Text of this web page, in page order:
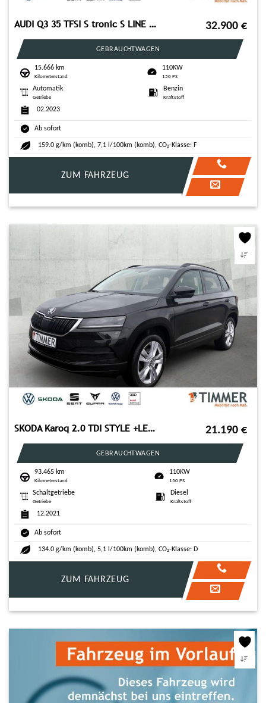
AUDI Q3 35 TFSI S tronic S LINE +AHK +LED +ACC +VIRTU 32.900 €
GEBRAUCHTWAGEN
15.666 km
Kilometerstand
110KW
150 PS
Automatik
Getriebe
Benzin
Kraftstoff
02.2023
Ab sofort
159.0 g/km (komb), 7,1 l/100km (komb), CO₂-Klasse: F
ZUM FAHRZEUG
SKODA Karoq 2.0 TDI STYLE +LED +RKAM +STHZ +NAVI +SHZ 21.190 €
GEBRAUCHTWAGEN
93.465 km
Kilometerstand
110KW
150 PS
Schaltgetriebe
Getriebe
Diesel
Kraftstoff
12.2021
Ab sofort
134.0 g/km (komb), 5,1 l/100km (komb), CO₂-Klasse: D
ZUM FAHRZEUG